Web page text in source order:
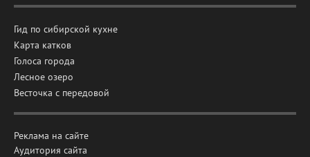
Гид по сибирской кухне
Карта катков
Голоса города
Лесное озеро
Весточка с передовой
Реклама на сайте
Аудитория сайта